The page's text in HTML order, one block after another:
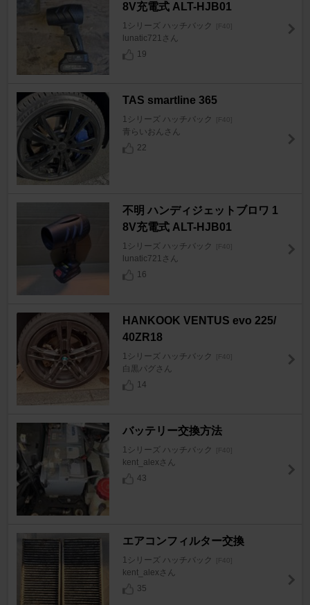
8V充電式 ALT-HJB01
1シリーズ ハッチバック [F40]
lunatic721さん
19
TAS smartline 365
1シリーズ ハッチバック [F40]
青らいおんさん
22
不明 ハンディジェットブロワ 1
8V充電式 ALT-HJB01
1シリーズ ハッチバック [F40]
lunatic721さん
16
HANKOOK VENTUS evo 225/
40ZR18
1シリーズ ハッチバック [F40]
白黒パグさん
14
バッテリー交換方法
1シリーズ ハッチバック [F40]
kent_alexさん
43
エアコンフィルター交換
1シリーズ ハッチバック [F40]
kent_alexさん
35